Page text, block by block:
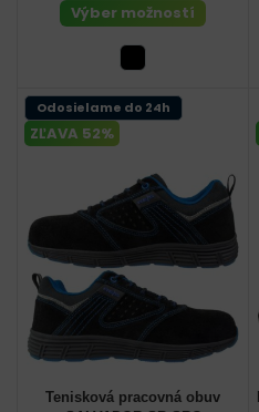
Výber možností
ZĽAVA 52%
Odosielame do 24h
Tenisková pracovná obuv